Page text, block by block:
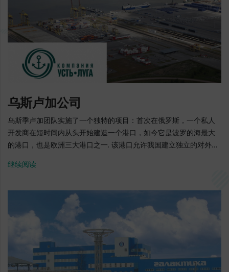
建造，并于2005年正式开放. 最新的高科技设备安装在生产线上，
所有流程都是自动化的. 这家工厂每天24小时工作，没有休息时
间. 生产全周期 - 从初级原材料到成品. 产品的64％出口到国外市
场. 该公司的产品在俄罗斯，芬兰，斯堪的纳维亚国家，中欧，北
美，中国和日本均有代表. 家工厂是对环境无害的生产，包括国际环
境标准ISO 14001，不使用有害的杂质和润滑油.本工厂按周期性方式
（多次使用水）工作, 拥有自己的发电站和寒冷的发电站，配备了现
联合企业制造的轮胎是在弗谢沃洛日斯克工厂生产的. 约10亿欧元 -
14年固定资产投资额 工作人员的数量为1 216人 2005: 在弗谢沃洛日
斯克开设Nokian Tyres轮胎工厂 2016: 该工厂接受了大众奥迪汽车
集团的生产审核 - 该公司再次确认Nokian Tires的质量流程和质量
能达到每年1700万个轮胎 2017年10月10日:: 俄罗斯工厂Nokian
市, Avtomobilnaya大路, 14号 电话: +7 (812) 336-90-00 E-mail:
info.rus@nokiantyres.com 官方网站: www.nokiantyres.ru
乌斯卢加公司
乌斯季卢加团队实施了一个独特的项目：首次在俄罗斯，一个私人
开发商在短时间内从头开始建造一个港口，如今它是波罗的海最大
的港口，也是欧洲三大港口之一. 该港口允许我国建立独立的对外经
无疑问，如果没有列宁格勒地区的理解和支持，就不可能实施这样
经达到了一个新的社会经济水平. "乌斯季卢加公司"公共股份公司总
经理 Viktoria Fedorova "乌斯季卢加公司"公共股份公司 - 港口和
港口区域的开发商. 乌斯季卢加商业海港的客户开发商. 俄罗斯新港
口的建设是在联邦目标计划“俄罗斯运输系统的发展”的框架内进行
的，项目参与者在港口建设中的互动方案是俄罗斯成功的公私合作
伙伴关系的首批例子之一. 目前，在波罗的海最大的建造一个现代
的多功能港口已经成功地完成了. 国家设定的任务已经完成 - 为了消
继续阅读